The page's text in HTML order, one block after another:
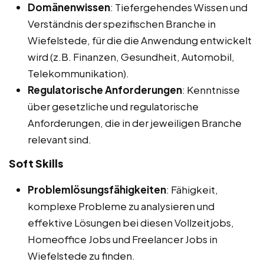
Domänenwissen: Tiefergehendes Wissen und
Verständnis der spezifischen Branche in
Wiefelstede, für die die Anwendung entwickelt
wird (z.B. Finanzen, Gesundheit, Automobil,
Telekommunikation).
Regulatorische Anforderungen: Kenntnisse
über gesetzliche und regulatorische
Anforderungen, die in der jeweiligen Branche
relevant sind.
Soft Skills
Problemlösungsfähigkeiten: Fähigkeit,
komplexe Probleme zu analysieren und
effektive Lösungen bei diesen Vollzeitjobs,
Homeoffice Jobs und Freelancer Jobs in
Wiefelstede zu finden.